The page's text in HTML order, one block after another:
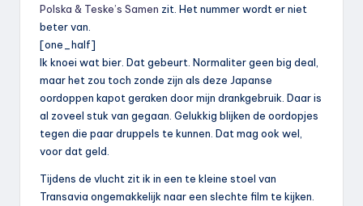
Polska & Teske’s Samen zit. Het nummer wordt er niet
beter van.
[one_half]
Ik knoei wat bier. Dat gebeurt. Normaliter geen big deal,
maar het zou toch zonde zijn als deze Japanse
oordoppen kapot geraken door mijn drankgebruik. Daar is
al zoveel stuk van gegaan. Gelukkig blijken de oordopjes
tegen die paar druppels te kunnen. Dat mag ook wel,
voor dat geld.
Tijdens de vlucht zit ik in een te kleine stoel van
Transavia ongemakkelijk naar een slechte film te kijken.